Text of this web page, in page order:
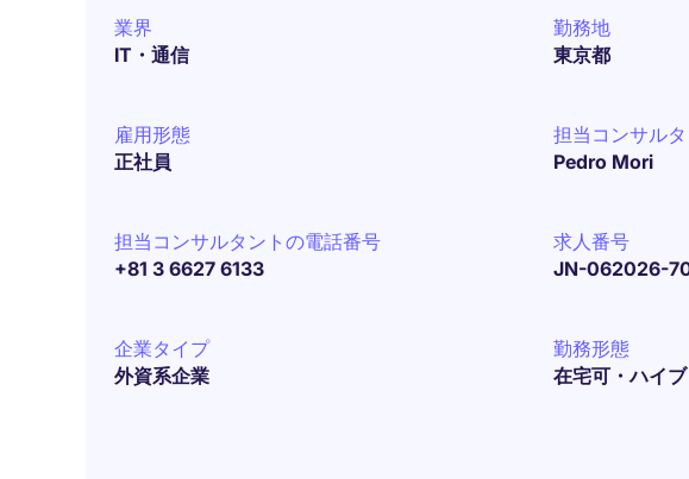
業界
IT・通信
勤務地
東京都
雇用形態
正社員
担当コンサルタ
Pedro Mori
担当コンサルタントの電話番号
+81 3 6627 6133
求人番号
JN-062026-
企業タイプ
外資系企業
勤務形態
在宅可・ハイ